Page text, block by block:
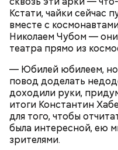
Кстати, чайки сейчас
вместе с
Николаем Чубом — они
театра прямо из
— Юбилей юбилеем, но
повод доделать
доходили руки,
итоги Константин
для того, чтобы
была интересной, ею
зрителями.
Внутри Мавзолея
покоится тело
красных тонах. Тело
подсвечивают 14
оставляют. Иногда
входа велосипед. И
там же ведь
велосипедов. Но без
а ставят у дверей. И
сильно, — сказал Иван,